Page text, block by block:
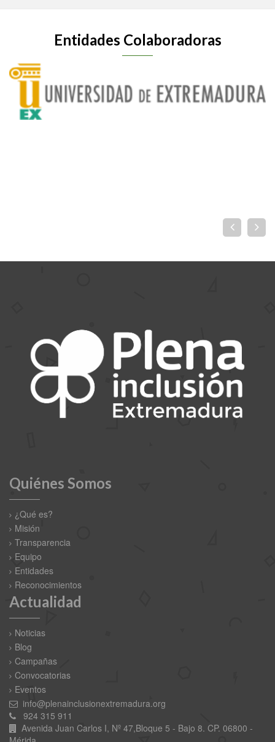
Entidades Colaboradoras
Quiénes Somos
¿Qué es?
Misión
Transparencia
Equipo
Entidades
Reconocimientos
Actualidad
Noticias
Blog
Campañas
Convocatorias
Eventos
info@plenainclusionextremadura.org
924 315 911
Avenida Juan Carlos I, Nº 47,Bloque 5 - Bajo 8. CP. 06800 -